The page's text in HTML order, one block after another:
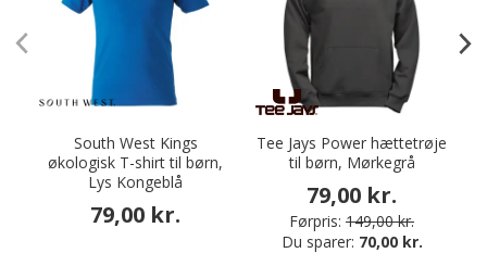
South West Kings
økologisk T-shirt til børn,
Lys Kongeblå
79,00 kr.
Tee Jays Power hættetrøje
til børn, Mørkegrå
79,00 kr.
Førpris: 149,00 kr.
Du sparer: 70,00 kr.